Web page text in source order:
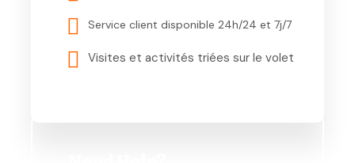
Service client disponible 24h/24 et 7j/7
Visites et activités triées sur le volet